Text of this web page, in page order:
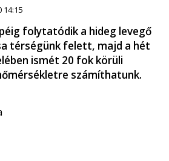
14:15
folytatódik a hideg levegő
térségünk felett, majd a hét
ismét 20 fok körüli
számíthatunk.